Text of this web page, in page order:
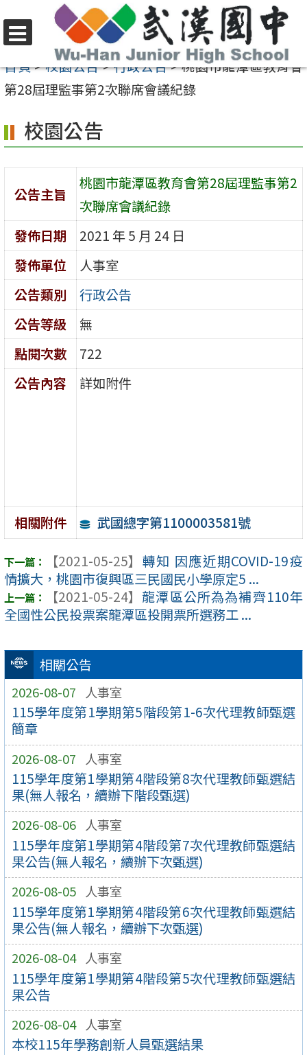
至
要
容
區
選
單
首頁>校園公告>行政公告>桃園市龍潭區教育會
第28屆理監事第2次聯席會議紀錄
相關公告
2026-08-07 人事室
115學年度第1學期第5階段第1-6次代理教師甄選
簡章
2026-08-07 人事室
115學年度第1學期第4階段第8次代理教師甄選結
果(無人報名，續辦下階段甄選)
2026-08-06 人事室
115學年度第1學期第4階段第7次代理教師甄選結
果公告(無人報名，續辦下次甄選)
2026-08-05 人事室
115學年度第1學期第4階段第6次代理教師甄選結
果公告(無人報名，續辦下次甄選)
2026-08-04 人事室
115學年度第1學期第4階段第5次代理教師甄選結
果公告
2026-08-04 人事室
本校115年學務創新人員甄選結果
校園公告
公告主旨
桃園市龍潭區教育會第28屆理監事第2
次聯席會議紀錄
發佈日期
2021 年 5 月 24 日
發佈單位
人事室
公告類別
行政公告
公告等級
無
點閱次數
722
公告內容
詳如附件
相關附件 武國總字第1100003581號
【2021-05-25】 轉知 因應近期COVID-19疫
情擴大，桃園市復興區三民國民小學原定5 ...
【2021-05-24】 龍潭區公所為為補齊110年
全國性公民投票案龍潭區投開票所選務工 ...